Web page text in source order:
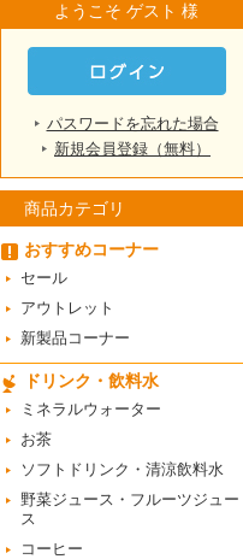
ようこそ ゲスト 様
パスワードを忘れた場合
新規会員登録（無料）
商品カテゴリ
おすすめコーナー
セール
アウトレット
新製品コーナー
ドリンク・飲料水
ミネラルウォーター
お茶
ソフトドリンク・清涼飲料水
野菜ジュース・フルーツジュー
ス
コーヒー